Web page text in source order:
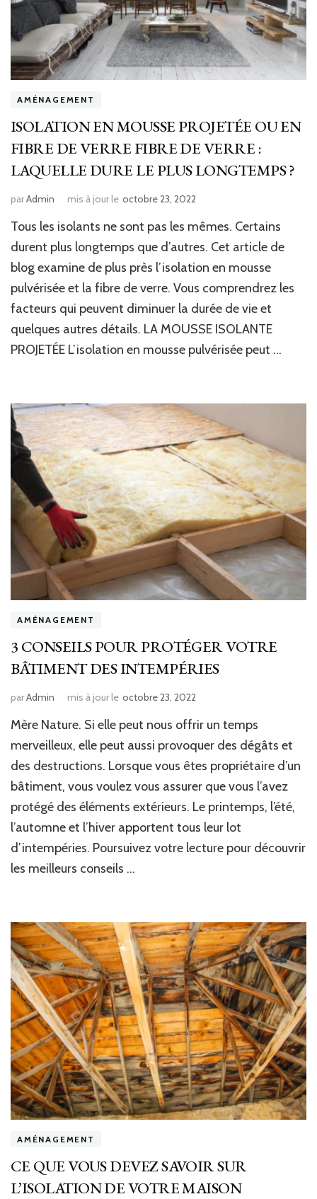
AMÉNAGEMENT
ISOLATION EN MOUSSE PROJETÉE OU EN
FIBRE DE VERRE FIBRE DE VERRE :
LAQUELLE DURE LE PLUS LONGTEMPS ?
parAdmin mis à jour le octobre 23, 2022
Tous les isolants ne sont pas les mêmes. Certains
durent plus longtemps que d’autres. Cet article de
blog examine de plus près l’isolation en mousse
pulvérisée et la fibre de verre. Vous comprendrez les
facteurs qui peuvent diminuer la durée de vie et
quelques autres détails. LA MOUSSE ISOLANTE
PROJETÉE L’isolation en mousse pulvérisée peut …
AMÉNAGEMENT
3 CONSEILS POUR PROTÉGER VOTRE
BÂTIMENT DES INTEMPÉRIES
parAdmin mis à jour le octobre 23, 2022
Mère Nature. Si elle peut nous offrir un temps
merveilleux, elle peut aussi provoquer des dégâts et
des destructions. Lorsque vous êtes propriétaire d’un
bâtiment, vous voulez vous assurer que vous l’avez
protégé des éléments extérieurs. Le printemps, l’été,
l’automne et l’hiver apportent tous leur lot
d’intempéries. Poursuivez votre lecture pour découvrir
les meilleurs conseils …
AMÉNAGEMENT
CE QUE VOUS DEVEZ SAVOIR SUR
L’ISOLATION DE VOTRE MAISON